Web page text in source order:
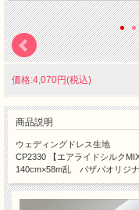
価格:4,070円(税込)
商品説明
ウェディングドレス生地
CP2330 【エアライドシルク
140cm×58m乱 パザパオリジ